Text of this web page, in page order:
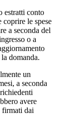
estratti conto
le spese
a seconda del
o a
domanda.
un
a seconda
avere
firmati dai